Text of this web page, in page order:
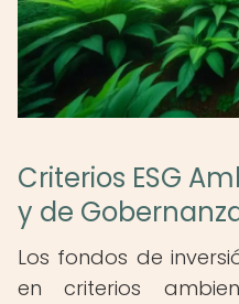
Criterios ESG
y de
Los fondos de
en criterios